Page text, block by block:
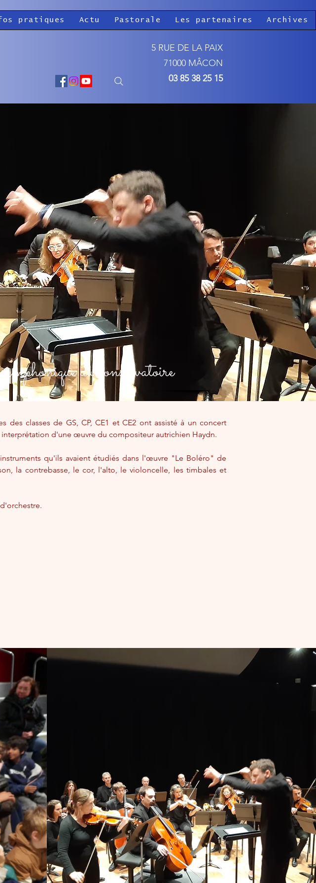
pratiques Actu Pastorale Les partenaires Archives
5 RUE DE LA PAIX
71000 MÂCON
03 85 38 25 15
au conservatoire
des classes de GS, CP, CE1 et CE2 ont assisté à un concert
d'une œuvre du compositeur autrichien Haydn.
qu'ils avaient étudiés dans l'œuvre "Le Boléro" de
la contrebasse, le cor, l'alto, le violoncelle, les timbales et